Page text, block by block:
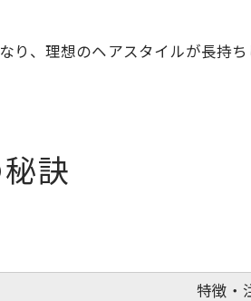
、理想のヘアスタイルが長持
訣
特徴・